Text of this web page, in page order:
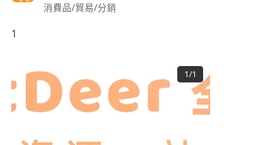
消費品/貿易/分銷
1
1/1